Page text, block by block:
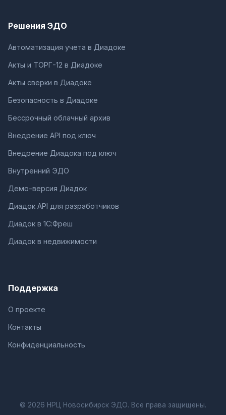
Решения ЭДО
Автоматизация учета в Диадоке
Акты и ТОРГ-12 в Диадоке
Акты сверки в Диадоке
Безопасность в Диадоке
Бессрочный облачный архив
Внедрение API под ключ
Внедрение Диадока под ключ
Внутренний ЭДО
Демо-версия Диадок
Диадок API для разработчиков
Диадок в 1С:Фреш
Диадок в недвижимости
Поддержка
О проекте
Контакты
Конфиденциальность
© 2026 НРЦ Новосибирск ЭДО. Все права защищены.